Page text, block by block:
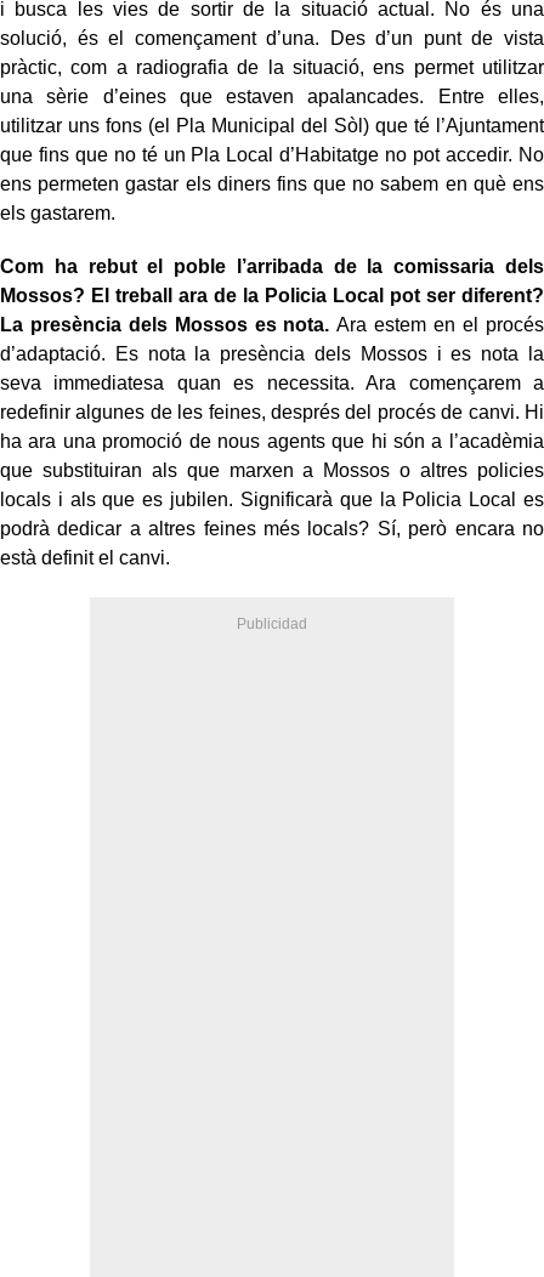
i busca les vies de sortir de la situació actual. No és una
solució, és el començament d’una. Des d’un punt de vista
pràctic, com a radiografia de la situació, ens permet utilitzar
una sèrie d’eines que estaven apalancades. Entre elles,
utilitzar uns fons (el Pla Municipal del Sòl) que té l’Ajuntament
que fins que no té un Pla Local d’Habitatge no pot accedir. No
ens permeten gastar els diners fins que no sabem en què ens
els gastarem.
Com ha rebut el poble l’arribada de la comissaria dels
Mossos? El treball ara de la Policia Local pot ser diferent?
La presència dels Mossos es nota.Ara estem en el procés
d’adaptació. Es nota la presència dels Mossos i es nota la
seva immediatesa quan es necessita. Ara començarem a
redefinir algunes de les feines, després del procés de canvi. Hi
ha ara una promoció de nous agents que hi són a l’acadèmia
que substituiran als que marxen a Mossos o altres policies
locals i als que es jubilen. Significarà que la Policia Local es
podrà dedicar a altres feines més locals? Sí, però encara no
està definit el canvi.